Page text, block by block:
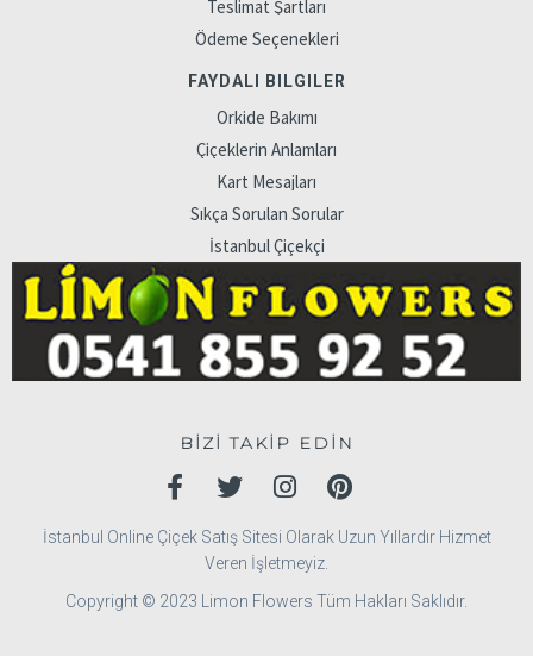
Teslimat Şartları
Ödeme Seçenekleri
FAYDALI BILGILER
Orkide Bakımı
Çiçeklerin Anlamları
Kart Mesajları
Sıkça Sorulan Sorular
İstanbul Çiçekçi
BİZİ TAKİP EDİN
İstanbul Online Çiçek Satış Sitesi Olarak Uzun Yıllardır Hizmet
Veren İşletmeyiz.
Copyright © 2023 Limon Flowers Tüm Hakları Saklıdır.